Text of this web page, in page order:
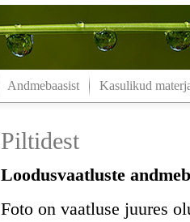
Andmebaasist Kasulikud
Piltidest
Loodusvaatluste
Foto on vaatluse juures